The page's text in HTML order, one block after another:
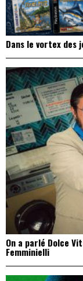
Dans le vortex des
On a parlé Dolce
Femminielli